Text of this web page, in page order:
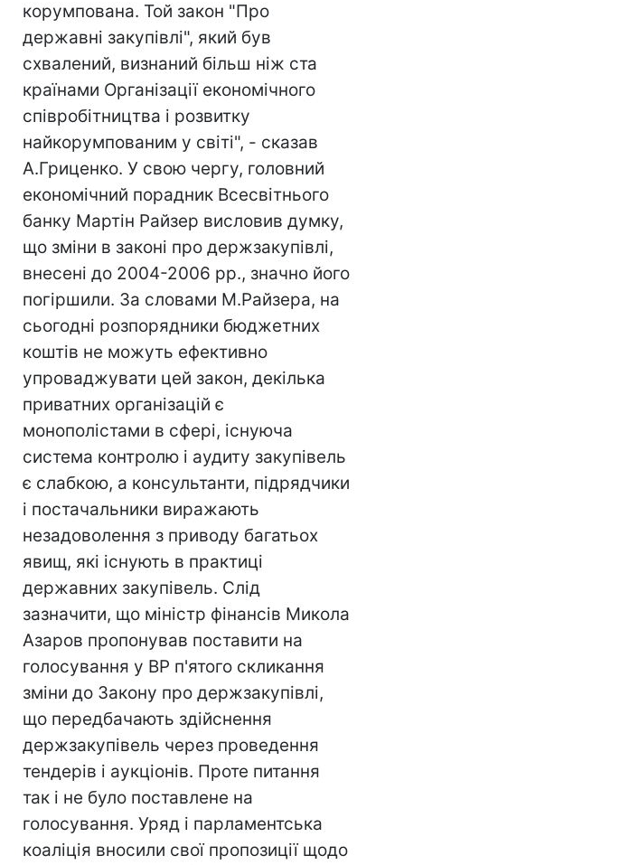
корумпована. Той закон "Про
державні закупівлі", який був
схвалений, визнаний більш ніж ста
країнами Організації економічного
співробітництва і розвитку
найкорумпованим у світі", - сказав
А.Гриценко. У свою чергу, головний
економічний порадник Всесвітнього
банку Мартін Райзер висловив думку,
що зміни в законі про держзакупівлі,
внесені до 2004-2006 рр., значно його
погіршили. За словами М.Райзера, на
сьогодні розпорядники бюджетних
коштів не можуть ефективно
упроваджувати цей закон, декілька
приватних організацій є
монополістами в сфері, існуюча
система контролю і аудиту закупівель
є слабкою, а консультанти, підрядчики
і постачальники виражають
незадоволення з приводу багатьох
явищ, які існують в практиці
державних закупівель. Слід
зазначити, що міністр фінансів Микола
Азаров пропонував поставити на
голосування у ВР п'ятого скликання
зміни до Закону про держзакупівлі,
що передбачають здійснення
держзакупівель через проведення
тендерів і аукціонів. Проте питання
так і не було поставлене на
голосування. Уряд і парламентська
коаліція вносили свої пропозиції щодо